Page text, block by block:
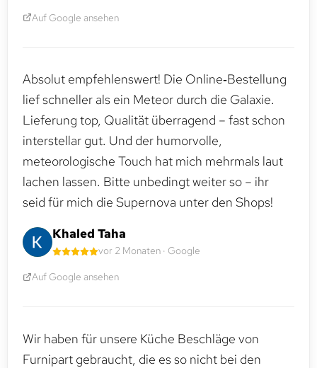
Auf Google ansehen
Absolut empfehlenswert! Die Online‑Bestellung
lief schneller als ein Meteor durch die Galaxie.
Lieferung top, Qualität überragend – fast schon
interstellar gut. Und der humorvolle,
meteorologische Touch hat mich mehrmals laut
lachen lassen. Bitte unbedingt weiter so – ihr
seid für mich die Supernova unter den Shops!
Khaled Taha
vor 2 Monaten · Google
Auf Google ansehen
Wir haben für unsere Küche Beschläge von
Furnipart gebraucht, die es so nicht bei den